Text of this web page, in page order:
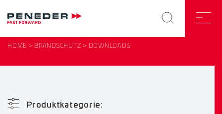
HOME BRANDSCHUTZ DOWNLOADS
Produktkategorie: